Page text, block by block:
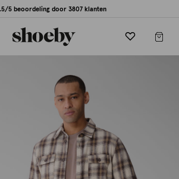
5 beoordeling door 3807 klanten